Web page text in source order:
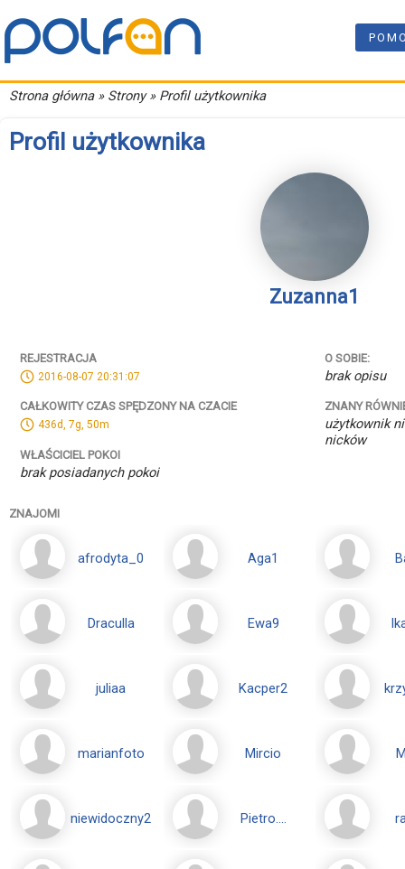
Strona główna» Strony » Profil użytkownika
Profil użytkownika
Zuzanna1
REJESTRACJA
2016-08-07 20:31:07
CAŁKOWITY CZAS SPĘDZONY NA CZACIE
436d, 7g, 50m
WŁAŚCICIEL POKOI
brak posiadanych pokoi
O SOBIE:
brak opisu
ZNANY
użytkownik
nicków
ZNAJOMI
afrodyta_0 Aga1
Draculla Ewa9
juliaa Kacper2
marianfoto Mircio
niewidoczny2 Pietro....